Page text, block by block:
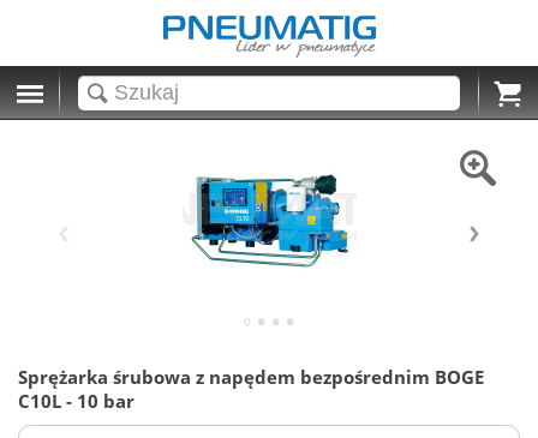
Cart
Sprężarka śrubowa z napędem bezpośrednim BOGE
C10L - 10 bar